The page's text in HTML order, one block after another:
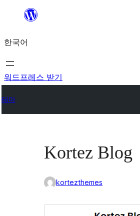
츠
로
바
가
한국어
워드프레스 받기
테마
Kortez Blog
kortezthemes